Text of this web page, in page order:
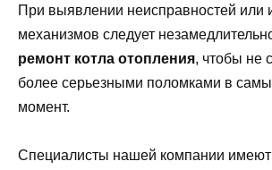
При выявлении неисправностей или
механизмов следует
ремонт котла отопления, чтобы не
более серьезными поломками в
момент.
Специалисты нашей компании имеют